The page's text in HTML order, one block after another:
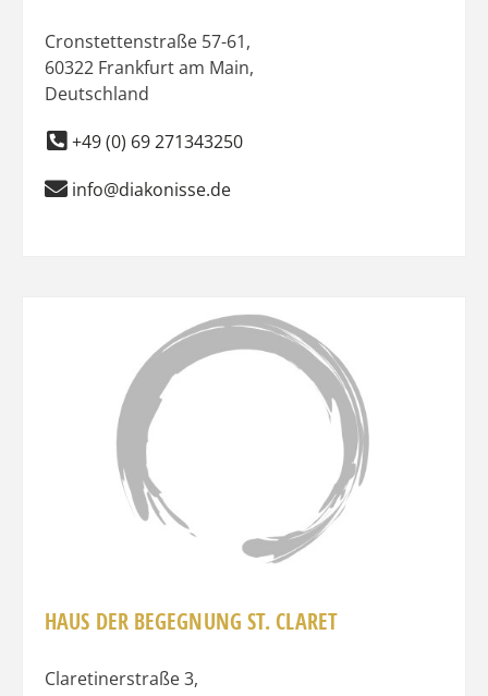
Cronstettenstraße 57-61,
60322 Frankfurt am Main,
Deutschland
+49 (0) 69 271343250
info@diakonisse.de
HAUS DER BEGEGNUNG ST. CLARET
Claretinerstraße 3,